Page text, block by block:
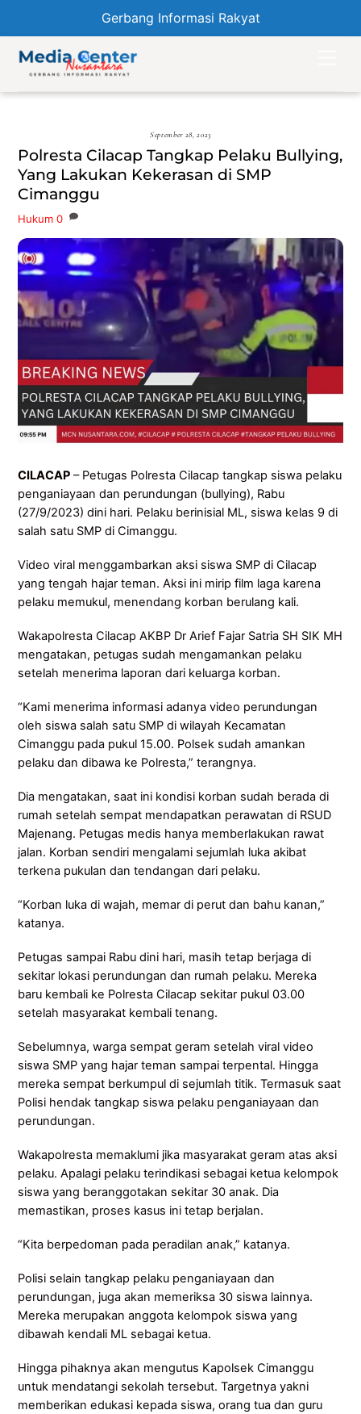
Gerbang Informasi Rakyat
content
September 28, 2023
Polresta Cilacap Tangkap Pelaku Bullying,
Yang Lakukan Kekerasan di SMP
Cimanggu
Hukum 0
CILACAP – Petugas Polresta Cilacap tangkap siswa pelaku
penganiayaan dan perundungan (bullying), Rabu
(27/9/2023) dini hari. Pelaku berinisial ML, siswa kelas 9 di
salah satu SMP di Cimanggu.
Video viral menggambarkan aksi siswa SMP di Cilacap
yang tengah hajar teman. Aksi ini mirip film laga karena
pelaku memukul, menendang korban berulang kali.
Wakapolresta Cilacap AKBP Dr Arief Fajar Satria SH SIK MH
mengatakan, petugas sudah mengamankan pelaku
setelah menerima laporan dari keluarga korban.
“Kami menerima informasi adanya video perundungan
oleh siswa salah satu SMP di wilayah Kecamatan
Cimanggu pada pukul 15.00. Polsek sudah amankan
pelaku dan dibawa ke Polresta,” terangnya.
Dia mengatakan, saat ini kondisi korban sudah berada di
rumah setelah sempat mendapatkan perawatan di RSUD
Majenang. Petugas medis hanya memberlakukan rawat
jalan. Korban sendiri mengalami sejumlah luka akibat
terkena pukulan dan tendangan dari pelaku.
“Korban luka di wajah, memar di perut dan bahu kanan,”
katanya.
Petugas sampai Rabu dini hari, masih tetap berjaga di
sekitar lokasi perundungan dan rumah pelaku. Mereka
baru kembali ke Polresta Cilacap sekitar pukul 03.00
setelah masyarakat kembali tenang.
Sebelumnya, warga sempat geram setelah viral video
siswa SMP yang hajar teman sampai terpental. Hingga
mereka sempat berkumpul di sejumlah titik. Termasuk saat
Polisi hendak tangkap siswa pelaku penganiayaan dan
perundungan.
Wakapolresta memaklumi jika masyarakat geram atas aksi
pelaku. Apalagi pelaku terindikasi sebagai ketua kelompok
siswa yang beranggotakan sekitar 30 anak. Dia
memastikan, proses kasus ini tetap berjalan.
“Kita berpedoman pada peradilan anak,” katanya.
Polisi selain tangkap pelaku penganiayaan dan
perundungan, juga akan memeriksa 30 siswa lainnya.
Mereka merupakan anggota kelompok siswa yang
dibawah kendali ML sebagai ketua.
Hingga pihaknya akan mengutus Kapolsek Cimanggu
untuk mendatangi sekolah tersebut. Targetnya yakni
memberikan edukasi kepada siswa, orang tua dan guru